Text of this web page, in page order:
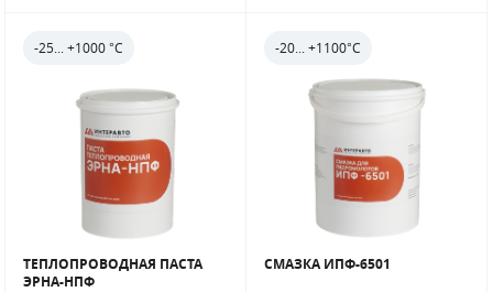
-25... +1000 °С
ТЕПЛОПРОВОДНАЯ ПАСТА
ЭРНА-НПФ
-20... +1100°С
СМАЗКА ИПФ-6501